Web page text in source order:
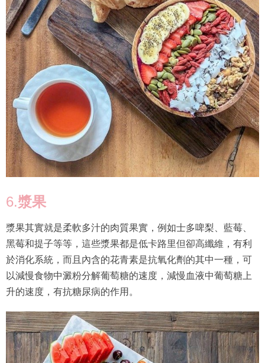
6.漿果
漿果其實就是柔軟多汁的肉質果實，例如士多啤梨、藍莓、
黑莓和提子等等，這些漿果都是低卡路里但卻高纖維，有利
於消化系統，而且內含的花青素是抗氧化劑的其中一種，可
以減慢食物中澱粉分解葡萄糖的速度，減慢血液中葡萄糖上
升的速度，有抗糖尿病的作用。